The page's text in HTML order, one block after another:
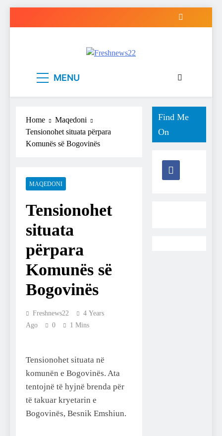
MENU
Home
Maqedoni
Tensionohet situata përpara
Komunës së Bogovinës
MAQEDONI
Tensionohet
situata
përpara
Komunës së
Bogovinës
Freshnews22
4 Years
Ago
0 1 Mins
Tensionohet situata në
komunën e Bogovinës. Ata
tentojnë të hyjnë brenda për
të takuar kryetarin e
Bogovinës, Besnik Emshiun.
Find Me
On